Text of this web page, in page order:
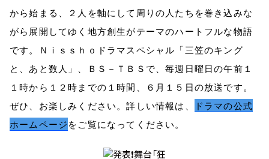
から始まる、２人を軸にして周りの人たちを巻き込みな
がら展開してゆく地方創生がテーマのハートフルな物語
です。Ｎｉｓｓｈｏドラマスペシャル「三笠のキング
と、あと数人」、ＢＳ－ＴＢＳで、毎週日曜日の午前１
１時から１２時までの１時間、６月１５日の放送です。
ぜひ、お楽しみください。詳しい情報は、
ドラマの公式
ホームページ をご覧になってください。